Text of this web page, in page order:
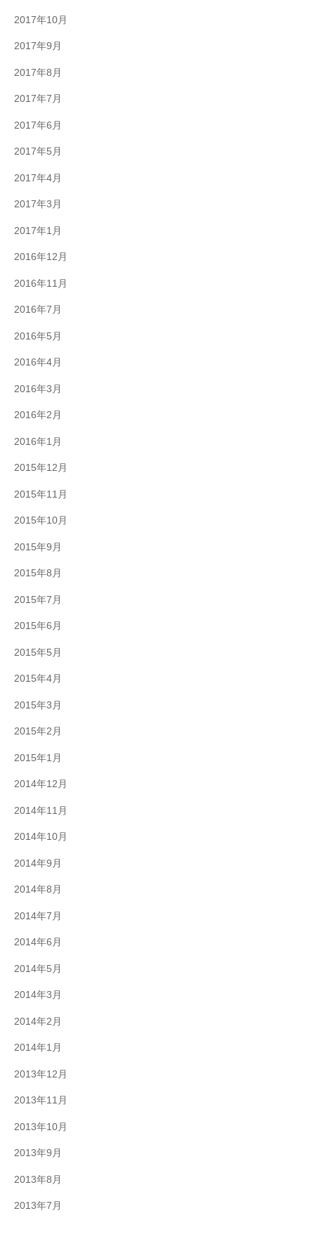
2017年10月
2017年9月
2017年8月
2017年7月
2017年6月
2017年5月
2017年4月
2017年3月
2017年1月
2016年12月
2016年11月
2016年7月
2016年5月
2016年4月
2016年3月
2016年2月
2016年1月
2015年12月
2015年11月
2015年10月
2015年9月
2015年8月
2015年7月
2015年6月
2015年5月
2015年4月
2015年3月
2015年2月
2015年1月
2014年12月
2014年11月
2014年10月
2014年9月
2014年8月
2014年7月
2014年6月
2014年5月
2014年3月
2014年2月
2014年1月
2013年12月
2013年11月
2013年10月
2013年9月
2013年8月
2013年7月